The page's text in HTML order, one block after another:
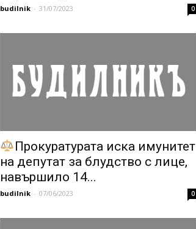
budilnik - 31/07/2023 0
Прокуратурата иска имунитет
на депутат за блудство с лице,
навършило 14...
budilnik - 07/06/2023 0